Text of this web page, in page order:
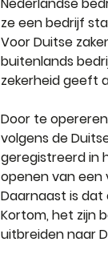
ze een bedrijf
Voor Duitse
buitenlands
zekerheid geeft
Door te
volgens de
geregistreerd in
openen van een
Daarnaast is
Kortom, het zijn
uitbreiden naar